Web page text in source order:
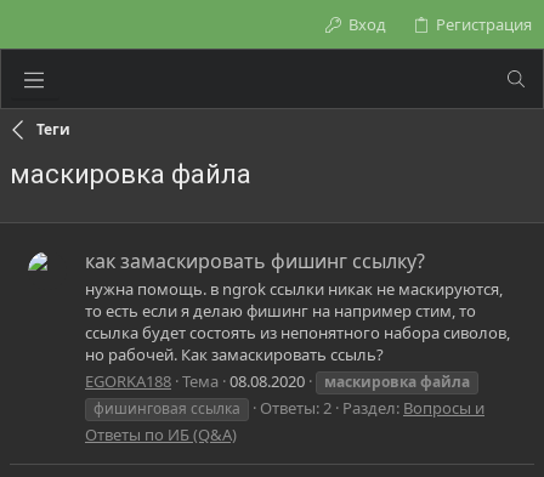
Вход Регистрация
Теги
маскировка файла
как замаскировать фишинг ссылку?
нужна помощь. в ngrok ссылки никак не маскируются,
то есть если я делаю фишинг на например стим, то
ссылка будет состоять из непонятного набора сиволов,
но рабочей. Как замаскировать ссыль?
EGORKA188 Тема 08.08.2020 маскировкафайла
фишинговая ссылка
Ответы: 2 Раздел: Вопросы и
Ответы по ИБ (Q&A)